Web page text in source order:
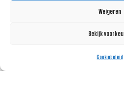
Weigeren
Bekijk
Cookiebeleid
1. Bepaal het doel van
Wil je kennis delen, leads genereren, een
2. Kijk naar de locatie